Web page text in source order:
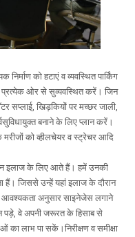
को हटाएं व व्यवस्थित पार्किंग
प्रत्येक ओर से सुव्यवस्थित करें। जिन
सप्लाई, खिड़कियों पर मच्छर जाली,
बनाने के लिए प्लान करें।
मरीजों को व्हीलचेयर व स्ट्रेचर आदि
इलाज के लिए आते हैं। हमें उनकी
जिससे उन्हें यहां इलाज के दौरान
अनुसार साइनेजेस लगाने
पड़े, वे अपनी जरूरत के हिसाब से
लाभ पा सकें।निरीक्षण व समीक्षा